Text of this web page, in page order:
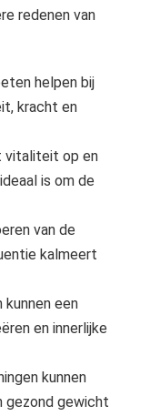
redenen van
helpen bij
kracht en
vitaliteit op en
is om de
van de
kalmeert
kunnen een
en innerlijke
kunnen
gezond gewicht